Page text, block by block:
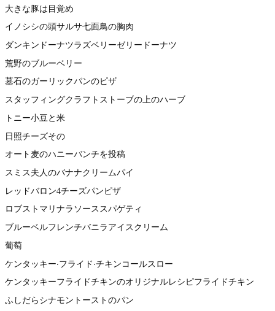
大きな豚は目覚め
イノシシの頭サルサ七面鳥の胸肉
ダンキンドーナツラズベリーゼリードーナツ
荒野のブルーベリー
墓石のガーリックパンのピザ
スタッフィングクラフトストーブの上のハーブ
トニー小豆と米
日照チーズその
オート麦のハニーバンチを投稿
スミス夫人のバナナクリームパイ
レッドバロン4チーズパンピザ
ロブストマリナラソーススパゲティ
ブルーベルフレンチバニラアイスクリーム
葡萄
ケンタッキー·フライド·チキンコールスロー
ケンタッキーフライドチキンのオリジナルレシピフライドチキン
ふしだらシナモントーストのパン